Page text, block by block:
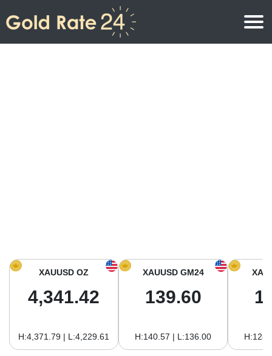
Prix de l’or aujourd’hui en Amérique du Sud
XAUUSD OZ
4,341.42
H:4,371.79 | L:4,229.61
XAUUSD GM24
139.60
H:140.57 | L:136.00